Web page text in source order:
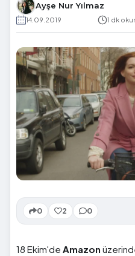
Ayşe Nur Yılmaz
14.09.2019 1 dk
0 2 0
18 Ekim'de Amazon